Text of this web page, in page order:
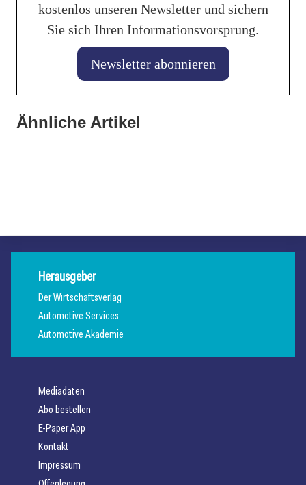
kostenlos unseren Newsletter und sichern
Sie sich Ihren Informationsvorsprung.
Newsletter abonnieren
Ähnliche Artikel
27. Januar 2026
Gabriel Felbermayr analysiert die neue
Herausgeber
Der Wirtschaftsverlag
Automotive Services
Automotive Akademie
Mediadaten
Abo bestellen
E-Paper App
Kontakt
Impressum